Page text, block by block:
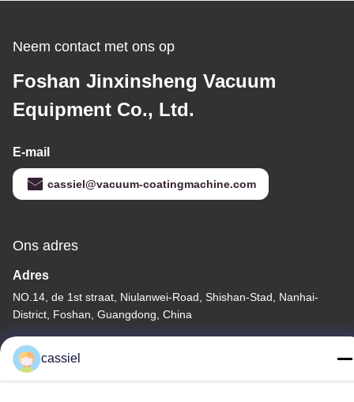
Neem contact met ons op
Foshan Jinxinsheng Vacuum
Equipment Co., Ltd.
E-mail
cassiel@vacuum-coatingmachine.com
Ons adres
Adres
NO.14, de 1st straat, Niulanwei-Road, Shishan-Stad, Nanhai-
District, Foshan, Guangdong, China
Telefoon
86-139-2915-0962
cassiel